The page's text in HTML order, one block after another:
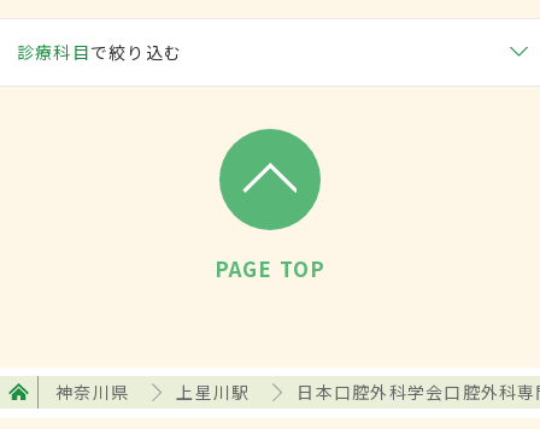
診療科目で絞り込む
PAGE TOP
神奈川県 上星川駅 日本口腔外科学会口腔外科